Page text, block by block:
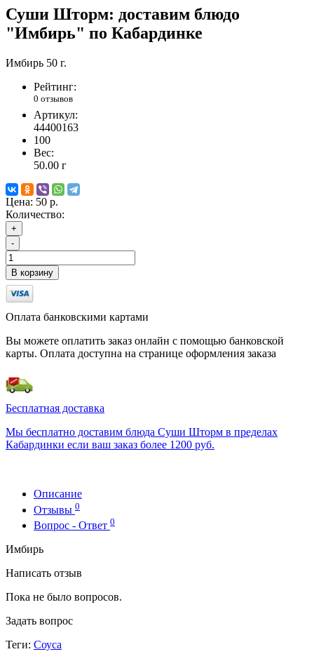
Суши Шторм: доставим блюдо
"Имбирь" по Кабардинке
Имбирь 50 г.
Рейтинг:
0 отзывов
Артикул:
44400163
100
Вес:
50.00 г
Цена: 50 р.
Количество:
+
-
В корзину
Оплата банковскими картами
Вы можете оплатить заказ онлайн с помощью банковской
карты. Оплата доступна на странице оформления заказа
Бесплатная доставка
Мы бесплатно доставим блюда Суши Шторм в пределах
Кабардинки если ваш заказ более 1200 руб.
Описание
Отзывы 0
Вопрос - Ответ 0
Имбирь
Написать отзыв
Пока не было вопросов.
Задать вопрос
Теги: Соуса